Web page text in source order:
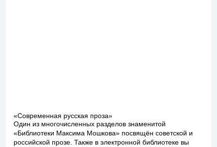
«Современная русская проза»
Один из многочисленных разделов знаменитой
«Библиотеки Максима Мошкова» посвящён советской и
российской прозе. Также в электронной библиотеке вы